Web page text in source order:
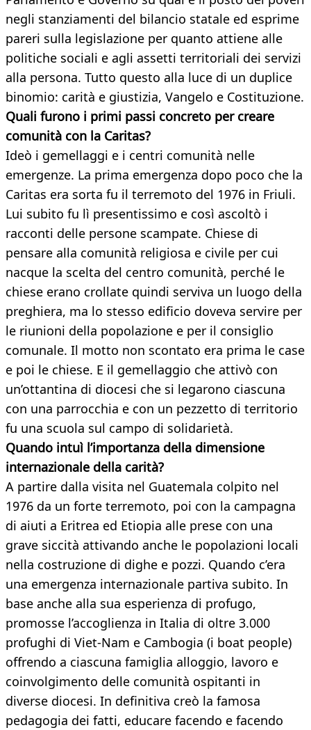
negli stanziamenti del bilancio statale ed esprime
pareri sulla legislazione per quanto attiene alle
politiche sociali e agli assetti territoriali dei servizi
alla persona. Tutto questo alla luce di un duplice
binomio: carità e giustizia, Vangelo e Costituzione.
Quali furono i primi passi concreto per creare
comunità con la Caritas?
Ideò i gemellaggi e i centri comunità nelle
emergenze. La prima emergenza dopo poco che la
Caritas era sorta fu il terremoto del 1976 in Friuli.
Lui subito fu lì presentissimo e così ascoltò i
racconti delle persone scampate. Chiese di
pensare alla comunità religiosa e civile per cui
nacque la scelta del centro comunità, perché le
chiese erano crollate quindi serviva un luogo della
preghiera, ma lo stesso edificio doveva servire per
le riunioni della popolazione e per il consiglio
comunale. Il motto non scontato era prima le case
e poi le chiese. E il gemellaggio che attivò con
un’ottantina di diocesi che si legarono ciascuna
con una parrocchia e con un pezzetto di territorio
fu una scuola sul campo di solidarietà.
Quando intuì l’importanza della dimensione
internazionale della carità?
A partire dalla visita nel Guatemala colpito nel
1976 da un forte terremoto, poi con la campagna
di aiuti a Eritrea ed Etiopia alle prese con una
grave siccità attivando anche le popolazioni locali
nella costruzione di dighe e pozzi. Quando c’era
una emergenza internazionale partiva subito. In
base anche alla sua esperienza di profugo,
promosse l’accoglienza in Italia di oltre 3.000
profughi di Viet-Nam e Cambogia (i boat people)
offrendo a ciascuna famiglia alloggio, lavoro e
coinvolgimento delle comunità ospitanti in
diverse diocesi. In definitiva creò la famosa
pedagogia dei fatti, educare facendo e facendo